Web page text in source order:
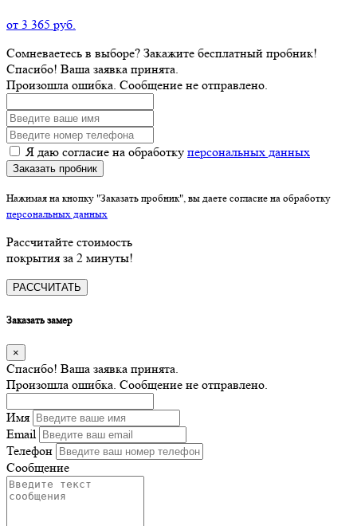
от 3 365 руб.
Сомневаетесь в выборе? Закажите бесплатный пробник!
Спасибо! Ваша заявка принята.
Произошла ошибка. Сообщение не отправлено.
Я даю согласие на обработку персональных данных
Заказать пробник
Нажимая на кнопку "Заказать пробник", вы даете согласие на обработку
персональных данных
Рассчитайте стоимость
покрытия за 2 минуты!
РАССЧИТАТЬ
Заказать замер
×
Спасибо! Ваша заявка принята.
Произошла ошибка. Сообщение не отправлено.
Имя
Email
Телефон
Сообщение